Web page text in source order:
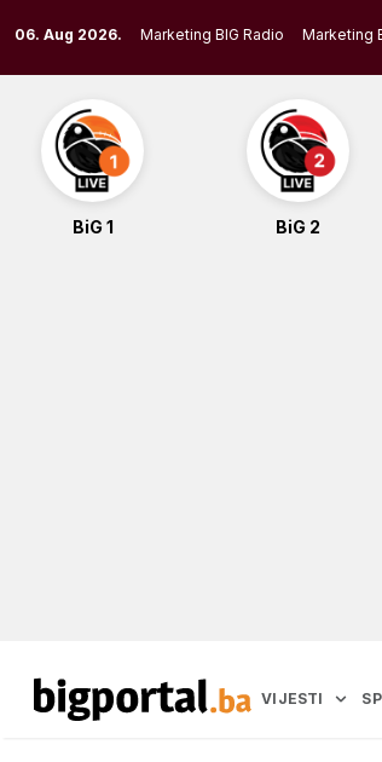
to
content
06. Aug 2026. Marketing BIG Radio Marketing
BiG 1 BiG 2
VIJESTI